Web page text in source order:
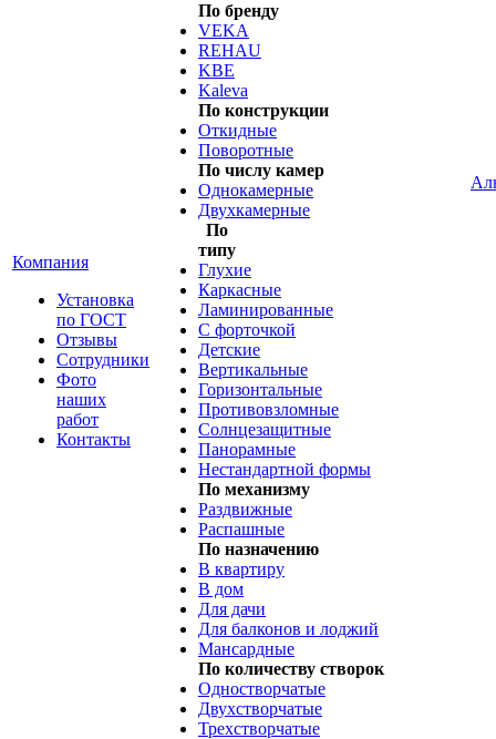
Компания
Установка
по ГОСТ
Отзывы
Сотрудники
Фото
наших
работ
Контакты
По бренду
VEKA
REHAU
KBE
Kaleva
По конструкции
Откидные
Поворотные
По числу камер
Однокамерные
Двухкамерные
По
типу
Глухие
Каркасные
Ламинированные
С форточкой
Детские
Вертикальные
Горизонтальные
Противовзломные
Солнцезащитные
Панорамные
Нестандартной формы
По механизму
Раздвижные
Распашные
По назначению
В квартиру
В дом
Для дачи
Для балконов и лоджий
Мансардные
По количеству створок
Одностворчатые
Двухстворчатые
Трехстворчатые